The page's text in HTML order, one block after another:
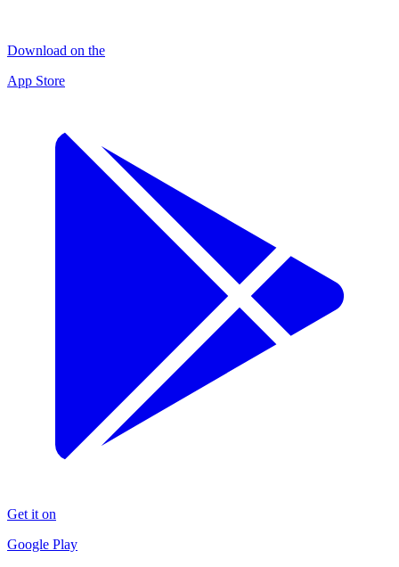
Download on the
App Store
Get it on
Google Play